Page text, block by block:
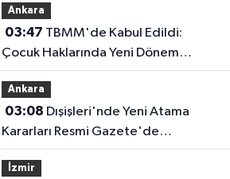
Ankara
03:47
Çocuk Haklarında Yeni Dönem
Başlıyor!
Ankara
03:08
Kararları Resmi Gazete'de
Yayımlandı
İzmir